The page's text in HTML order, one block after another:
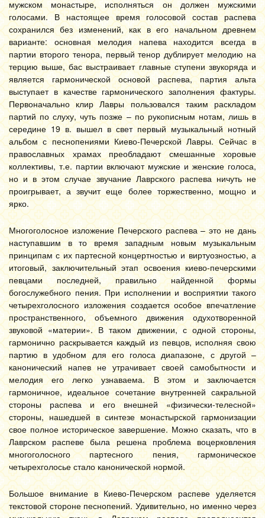
мужском монастыре, исполняться он должен мужскими
голосами. В настоящее время голосовой состав распева
сохранился без изменений, как в его начальном древнем
варианте: основная мелодия напева находится всегда в
партии второго тенора, первый тенор дублирует мелодию на
терцию выше, бас выстраивает главные ступени звукоряда и
является гармонической основой распева, партия альта
выступает в качестве гармонического заполнения фактуры.
Первоначально клир Лавры пользовался таким раскладом
партий по слуху, чуть позже – по рукописным нотам, лишь в
середине 19 в. вышел в свет первый музыкальный нотный
альбом с песнопениями Киево-Печерской Лавры. Сейчас в
православных храмах преобладают смешанные хоровые
коллективы, т.е. партии включают мужские и женские голоса,
но и в этом случае звучание Лаврского распева ничуть не
проигрывает, а звучит еще более торжественно, мощно и
ярко.
Многоголосное изложение Печерского распева – это не дань
наступавшим в то время западным новым музыкальным
принципам с их партесной концертностью и виртуозностью, а
итоговый, заключительный этап освоения киево-печерскими
певцами последней, правильно найденной формы
богослужебного пения. При исполнении и восприятии такого
четырехголосного изложения создается особое впечатление
пространственного, объемного движения одухотворенной
звуковой «материи». В таком движении, с одной стороны,
гармонично раскрывается каждый из певцов, исполняя свою
партию в удобном для его голоса диапазоне, с другой –
канонический напев не утрачивает своей самобытности и
мелодия его легко узнаваема. В этом и заключается
гармоничное, идеальное сочетание внутренней сакральной
стороны распева и его внешней «физически-телесной»
стороны, нашедшей в синтезе монастырской гармонизации
свое полное историческое завершение. Можно сказать, что в
Лаврском распеве была решена проблема воцерковления
многоголосного партесного пения, гармоническое
четырехголосье стало канонической нормой.
Большое внимание в Киево-Печерском распеве уделяется
текстовой стороне песнопений. Удивительно, но именно через